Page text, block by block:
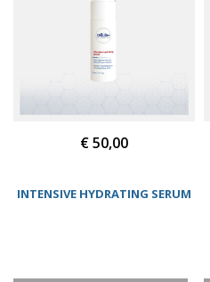
INTENSIVE HYDRATING SERUM
€ 50,00